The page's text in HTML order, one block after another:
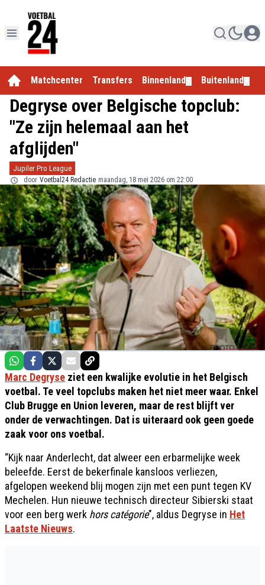
Matchcenter Transfers Binnenland Buitenland
Degryse over Belgische topclub:
"Ze zijn helemaal aan het
afglijden"
Jupiler Pro League
door Voetbal24 Redactie maandag, 18 mei 2026 om 22:00
Marc Degryse ziet een kwalijke evolutie in het Belgisch
voetbal. Te veel topclubs maken het niet meer waar. Enkel
Club Brugge en Union leveren, maar de rest blijft ver
onder de verwachtingen. Dat is uiteraard ook geen goede
zaak voor ons voetbal.
“Kijk naar Anderlecht, dat alweer een erbarmelijke week
beleefde. Eerst de bekerfinale kansloos verliezen,
afgelopen weekend blij mogen zijn met een punt tegen KV
Mechelen. Hun nieuwe technisch directeur Sibierski staat
voor een berg werk hors catégorie", aldus Degryse in Het
Laatste Nieuws.